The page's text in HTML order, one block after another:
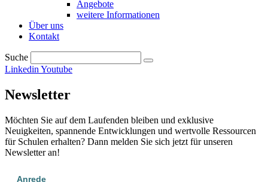
Angebote
weitere Informationen
Über uns
Kontakt
Suche
Linkedin Youtube
Newsletter
Möchten Sie auf dem Laufenden bleiben und exklusive
Neuigkeiten, spannende Entwicklungen und wertvolle Ressourcen
für Schulen erhalten? Dann melden Sie sich jetzt für unseren
Newsletter an!
Anrede